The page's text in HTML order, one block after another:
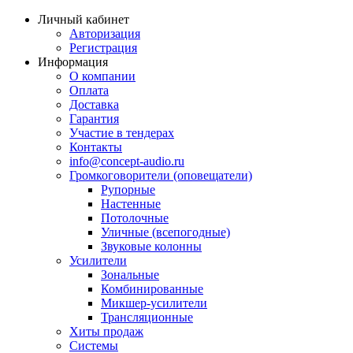
Личный кабинет
Авторизация
Регистрация
Информация
О компании
Оплата
Доставка
Гарантия
Участие в тендерах
Контакты
info@concept-audio.ru
Громкоговорители (оповещатели)
Рупорные
Настенные
Потолочные
Уличные (всепогодные)
Звуковые колонны
Усилители
Зональные
Комбинированные
Микшер-усилители
Трансляционные
Хиты продаж
Системы